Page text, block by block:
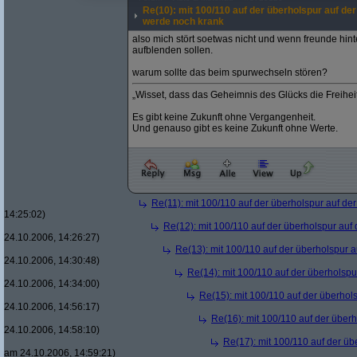
Re(10): mit 100/110 auf der überholspur auf
werde noch krank
also mich stört soetwas nicht und wenn freunde
aufblenden sollen.
warum sollte das beim spurwechseln stören?
„Wisset, dass das Geheimnis des Glücks die
Es gibt keine Zukunft ohne Vergangenheit.
Und genauso gibt es keine Zukunft ohne Werte.
Re(11): mit 100/110 auf der überholspur auf
14:25:02)
Re(12): mit 100/110 auf der überholspur
24.10.2006, 14:26:27)
Re(13): mit 100/110 auf der überholspur
24.10.2006, 14:30:48)
Re(14): mit 100/110 auf der
24.10.2006, 14:34:00)
Re(15): mit 100/110 auf der
24.10.2006, 14:56:17)
Re(16): mit 100/110 auf der
24.10.2006, 14:58:10)
Re(17): mit 100/110 auf der
am 24.10.2006, 14:59:21)